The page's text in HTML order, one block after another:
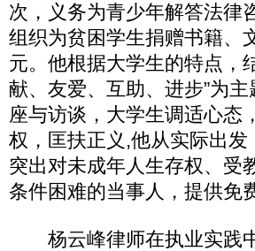
次，义务为青少年解答法律
组织为贫困学生捐赠书籍、
元。他根据大学生的特点，
献、友爱、互助、进步”为
座与访谈，大学生调适心态
权，匡扶正义,他从实际出
突出对未成年人生存权、受
条件困难的当事人，提供免
杨云峰律师在执业实践中